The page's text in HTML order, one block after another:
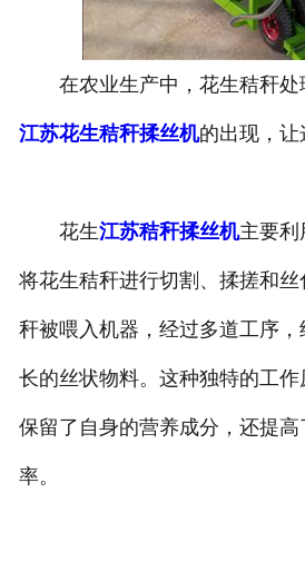
在农业生产中，花生秸秆处
江苏花生秸秆揉丝机的出现，让
花生江苏秸秆揉丝机主要利
将花生秸秆进行切割、揉搓和
秆被喂入机器，经过多道工序
长的丝状物料。这种独特的工
保留了自身的营养成分，还提
率。